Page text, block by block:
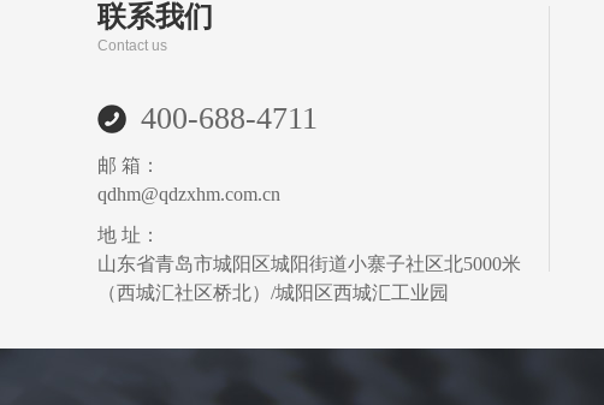
联系我们
Contact us
400-688-4711
邮 箱：
qdhm@qdzxhm.com.cn
地 址：
山东省青岛市城阳区城阳街道小寨子社区北5000米
（西城汇社区桥北）/城阳区西城汇工业园